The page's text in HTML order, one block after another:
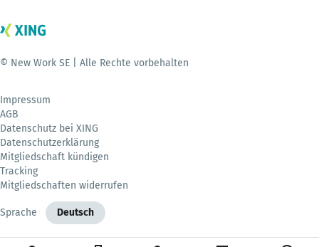
© New Work SE | Alle Rechte vorbehalten
Impressum
AGB
Datenschutz bei XING
Datenschutzerklärung
Mitgliedschaft kündigen
Tracking
Mitgliedschaften widerrufen
Sprache Deutsch